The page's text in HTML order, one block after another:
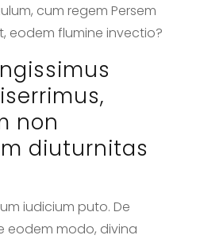
cum regem Persem
eodem flumine invectio?
non
diuturnitas
iudicium puto. De
eodem modo, divina